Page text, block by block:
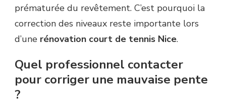
prématurée du revêtement. C’est pourquoi la
correction des niveaux reste importante lors
d’une rénovation court de tennis Nice.
Quel professionnel contacter
pour corriger une mauvaise pente
?